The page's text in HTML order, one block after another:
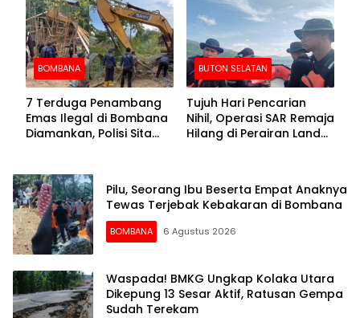
BOMBANA
7 Terduga Penambang
Emas Ilegal di Bombana
Diamankan, Polisi Sita
BUTON SELATAN
Tujuh Hari Pencarian
Nihil, Operasi SAR Remaja
Hilang di Perairan Lande
Pilu, Seorang Ibu Beserta Empat Anaknya
Tewas Terjebak Kebakaran di Bombana
BOMBANA 6 Agustus 2026
Waspada! BMKG Ungkap Kolaka Utara
Dikepung 13 Sesar Aktif, Ratusan Gempa
Sudah Terekam